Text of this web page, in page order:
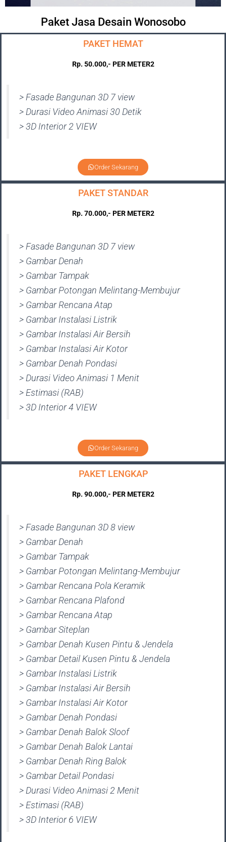
Paket Jasa Desain Wonosobo
PAKET HEMAT
Rp. 50.000,- PER METER2
> Fasade Bangunan 3D 7 view
> Durasi Video Animasi 30 Detik
> 3D Interior 2 VIEW
Order Sekarang
PAKET STANDAR
Rp. 70.000,- PER METER2
> Fasade Bangunan 3D 7 view
> Gambar Denah
> Gambar Tampak
> Gambar Potongan Melintang-Membujur
> Gambar Rencana Atap
> Gambar Instalasi Listrik
> Gambar Instalasi Air Bersih
> Gambar Instalasi Air Kotor
> Gambar Denah Pondasi
> Durasi Video Animasi 1 Menit
> Estimasi (RAB)
> 3D Interior 4 VIEW
Order Sekarang
PAKET LENGKAP
Rp. 90.000,- PER METER2
> Fasade Bangunan 3D 8 view
> Gambar Denah
> Gambar Tampak
> Gambar Potongan Melintang-Membujur
> Gambar Rencana Pola Keramik
> Gambar Rencana Plafond
> Gambar Rencana Atap
> Gambar Siteplan
> Gambar Denah Kusen Pintu & Jendela
> Gambar Detail Kusen Pintu & Jendela
> Gambar Instalasi Listrik
> Gambar Instalasi Air Bersih
> Gambar Instalasi Air Kotor
> Gambar Denah Pondasi
> Gambar Denah Balok Sloof
> Gambar Denah Balok Lantai
> Gambar Denah Ring Balok
> Gambar Detail Pondasi
> Durasi Video Animasi 2 Menit
> Estimasi (RAB)
> 3D Interior 6 VIEW